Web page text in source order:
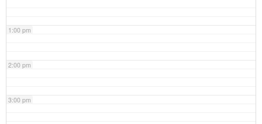
1:00 pm
2:00 pm
3:00 pm